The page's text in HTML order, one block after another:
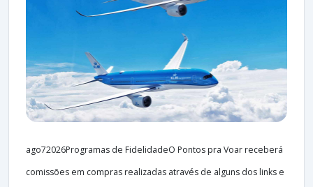
ago72026Programas de FidelidadeO Pontos pra Voar receberá
comissões em compras realizadas através de alguns dos links e